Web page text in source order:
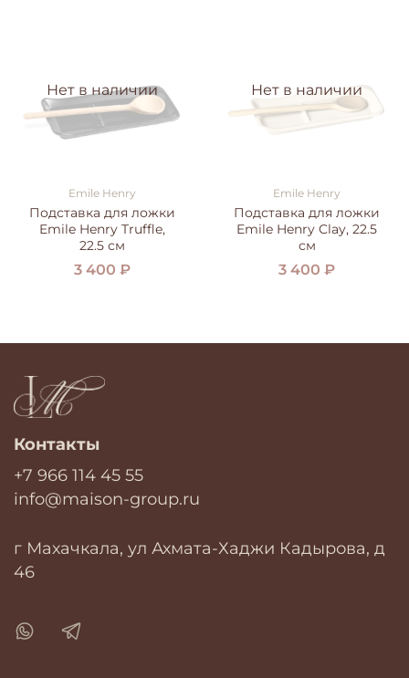
Нет в наличии
Emile Henry
Подставка для ложки
Emile Henry Truffle,
22.5 см
3 400 ₽
Нет в наличии
Emile Henry
Подставка для ложки
Emile Henry Clay, 22.5
см
3 400 ₽
Контакты
+7 966 114 45 55
info@maison-group.ru
г Махачкала, ул Ахмата-Хаджи Кадырова, д
46